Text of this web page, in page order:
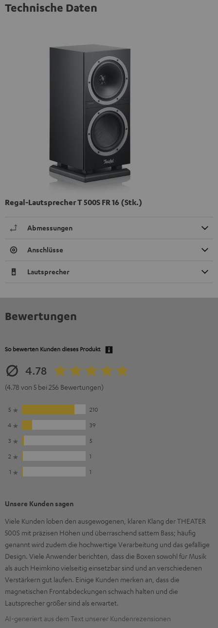
Technische Daten
Regal-Lautsprecher T 500S FR 16 (Stk.)
Abmessungen
Anschlüsse
Lautsprecher
Bewertungen
So bewerten Kunden dieses Produkt
4.78
(4.78 von 5 bei 256 Bewertungen)
5
210
4
39
3
5
2
1
1
1
Unsere Kunden sagen
Viele Kunden loben den ausgewogenen, klaren Klang der THEATER
500S mit präzisen Höhen und überraschend sattem Bass; häufig
genannt wird zudem die hochwertige Verarbeitung und das gefällige
Design. Viele Anwender berichten, dass die Boxen sowohl für Musik
als auch Heimkino vielseitig einsetzbar sind und an verschiedenen
Verstärkern gut laufen. Einige Kunden merken an, dass die
magnetischen Frontabdeckungen schwach halten und die
Lautsprecher größer sind als erwartet.
AI-generiert aus dem Text unserer Kundenrezensionen